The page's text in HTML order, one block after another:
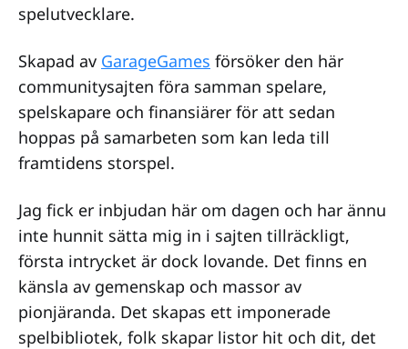
spelutvecklare.
Skapad av GarageGames försöker den här
communitysajten föra samman spelare,
spelskapare och finansiärer för att sedan
hoppas på samarbeten som kan leda till
framtidens storspel.
Jag fick er inbjudan här om dagen och har ännu
inte hunnit sätta mig in i sajten tillräckligt,
första intrycket är dock lovande. Det finns en
känsla av gemenskap och massor av
pionjäranda. Det skapas ett imponerade
spelbibliotek, folk skapar listor hit och dit, det